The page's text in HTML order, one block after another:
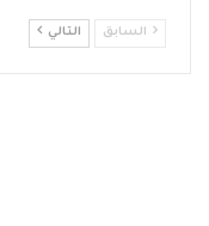
السابق التالي